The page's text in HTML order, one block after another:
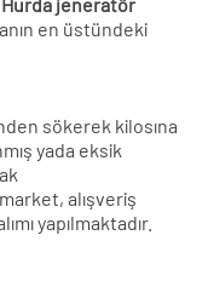
en üstündeki
sökerek kilosına
yada eksik
alışveriş
yapılmaktadır.